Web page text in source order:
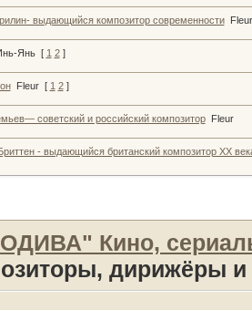
выдающийся композитор современности Fleur
Янь [ 1 2 ]
Fleur [ 1 2 ]
советский и российский композитор Fleur
- выдающийся британский композитор ХХ
Кино,
дирижёры